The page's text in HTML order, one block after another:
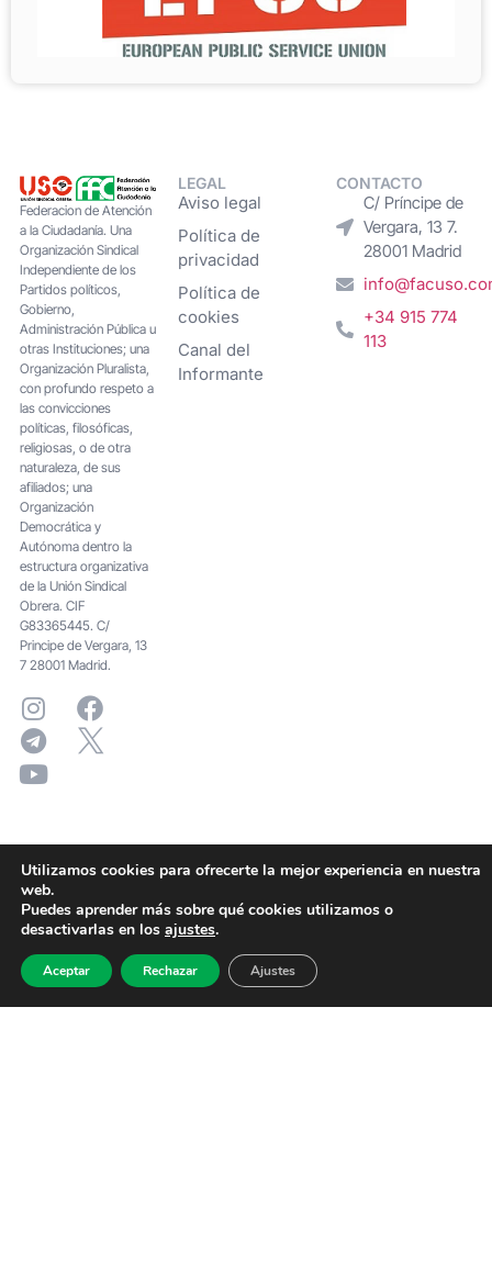
Federacion de Atención
a la Ciudadanía. Una
Organización Sindical
Independiente de los
Partidos políticos,
Gobierno,
Administración Pública u
otras Instituciones; una
Organización Pluralista,
con profundo respeto a
las convicciones
políticas, filosóficas,
religiosas, o de otra
naturaleza, de sus
afiliados; una
Organización
Democrática y
Autónoma dentro la
estructura organizativa
de la Unión Sindical
Obrera. CIF
G83365445. C/
Principe de Vergara, 13
7 28001 Madrid.
LEGAL
Aviso legal
Política de
privacidad
Política de
cookies
Canal del
Informante
CONTACTO
C/ Príncipe de
Vergara, 13 7.
28001 Madrid
+34 915 774
113
Utilizamos cookies para ofrecerte la mejor experiencia en nuestra
web.
Puedes aprender más sobre qué cookies utilizamos o
desactivarlas en los ajustes.
Aceptar Rechazar Ajustes